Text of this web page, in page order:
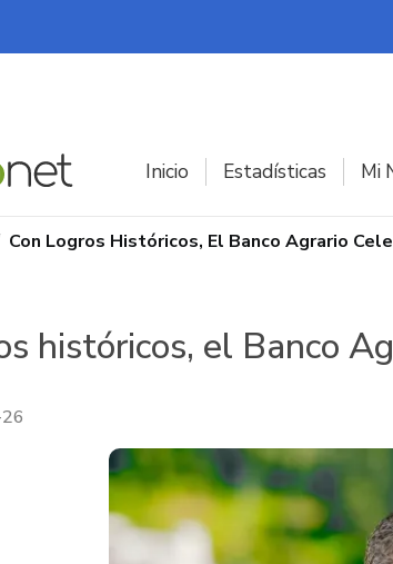
Inicio Estadísticas Mi
Con Logros Históricos, El Banco Agrario
históricos, el Banco